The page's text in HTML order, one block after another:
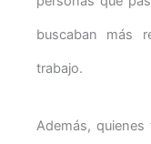
buscaban más
trabajo.
Además,